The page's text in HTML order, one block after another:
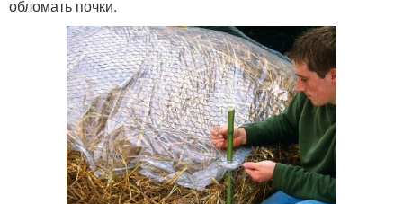
обломать почки.